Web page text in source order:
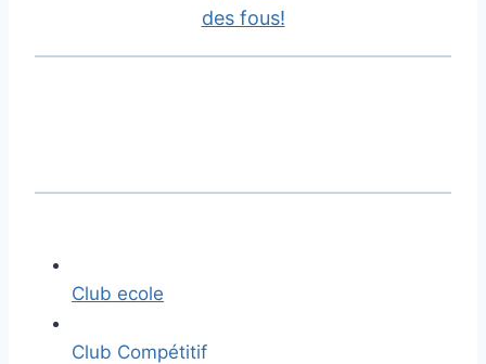
​des fous!
Club ecole
Club Compétitif